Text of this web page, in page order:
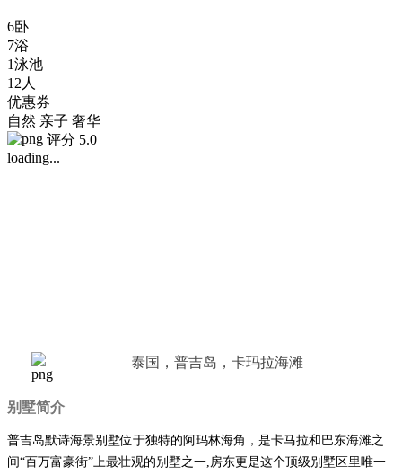
6卧
7浴
1泳池
12人
优惠券
自然 亲子 奢华
评分 5.0
loading...
泰国，普吉岛，卡玛拉海滩
别墅简介
普吉岛默诗海景别墅位于独特的阿玛林海角，是卡马拉和巴东海滩之
间“百万富豪街”上最壮观的别墅之一,房东更是这个顶级别墅区里唯一